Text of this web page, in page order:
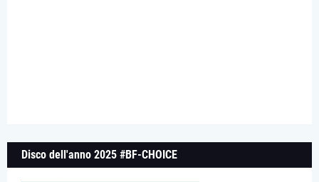
Disco dell'anno 2025 #BF-CHOICE